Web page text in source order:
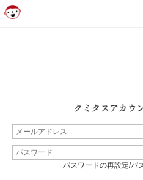
パスワードの再設定/パ